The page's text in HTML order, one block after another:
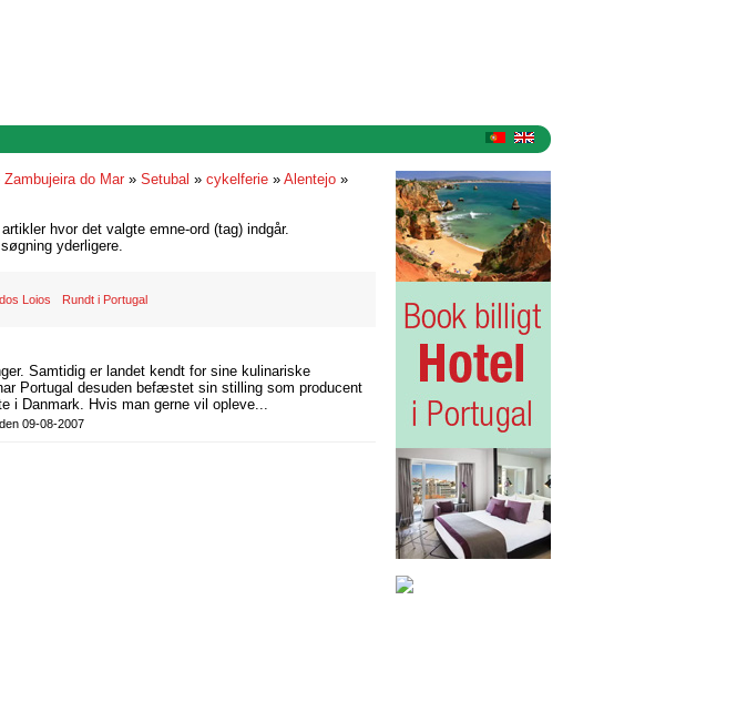
Zambujeira do Mar » Setubal » cykelferie » Alentejo »
hvor det valgte emne-ord (tag) indgår.
yderligere.
Loios Rundt i Portugal
Samtidig er landet kendt for sine kulinariske
Portugal desuden befæstet sin stilling som producent
i Danmark. Hvis man gerne vil opleve...
den 09-08-2007